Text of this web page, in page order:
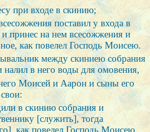
при входе в скинию;
поставил у входа в
принес на нем всесожжения и
как повелел Господь Моисею.
между скиниею собрания
налил в него воды для омовения,
Моисей и Аарон и сыны его
в скинию собрания и
[служить], тогда
как повелел Господь Моисею.